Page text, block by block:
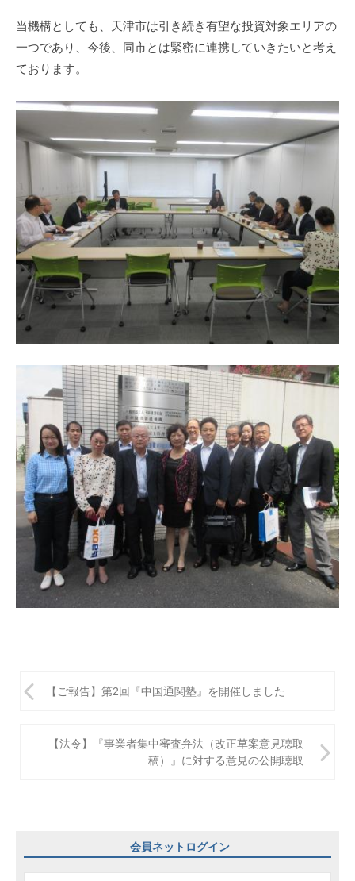
当機構としても、天津市は引き続き有望な投資対象エリアの
一つであり、今後、同市とは緊密に連携していきたいと考え
ております。
投
【ご報告】第2回『中国通関塾』を開催しました
【法令】『事業者集中審査弁法（改正草案意見聴取
稿）』に対する意見の公開聴取
会員ネットログイン